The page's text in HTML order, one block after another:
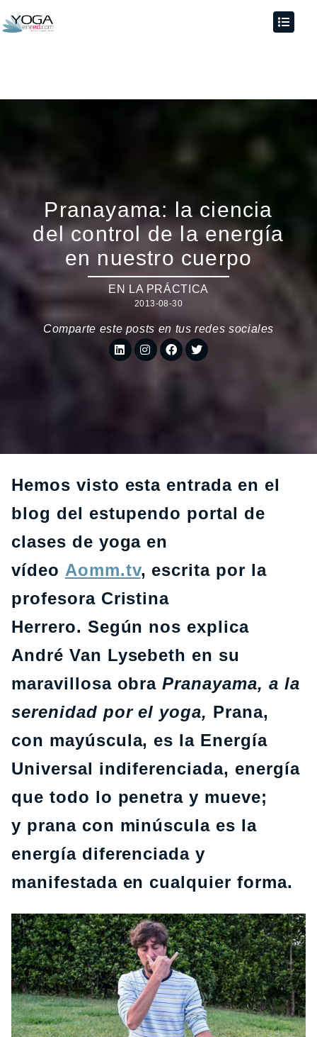
Pranayama: la ciencia
del control de la energía
en nuestro cuerpo
EN LA PRÁCTICA
2013-08-30
Comparte este posts en tus redes sociales
Hemos visto esta entrada en el
blog del estupendo portal de
clases de yoga en
vídeo Aomm.tv, escrita por la
profesora Cristina
Herrero. Según nos explica
André Van Lysebeth en su
maravillosa obraPranayama, a la
serenidad por el yoga, Prana,
con mayúscula, es la Energía
Universal indiferenciada, energía
que todo lo penetra y mueve;
y prana con minúscula es la
energía diferenciada y
manifestada en cualquier forma.